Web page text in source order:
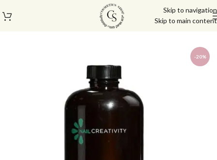
Skip to navigation
Skip to main content
עמוד הבית מוצרי בניה וציפורניים
-20%